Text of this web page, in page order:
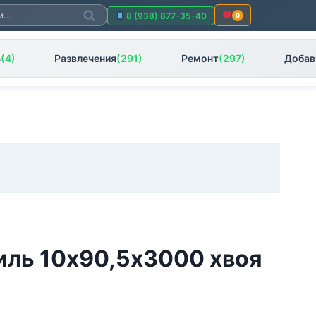
Поиск
8 (938) 877-35-40 0
(4) Развлечения(291) Ремонт(297)
10х90,5х3000 хвоя